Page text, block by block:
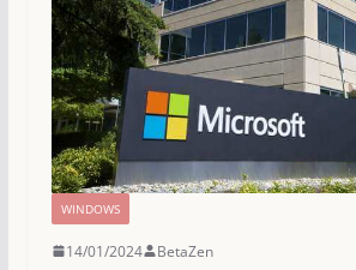
WINDOWS
14/01/2024 BetaZen